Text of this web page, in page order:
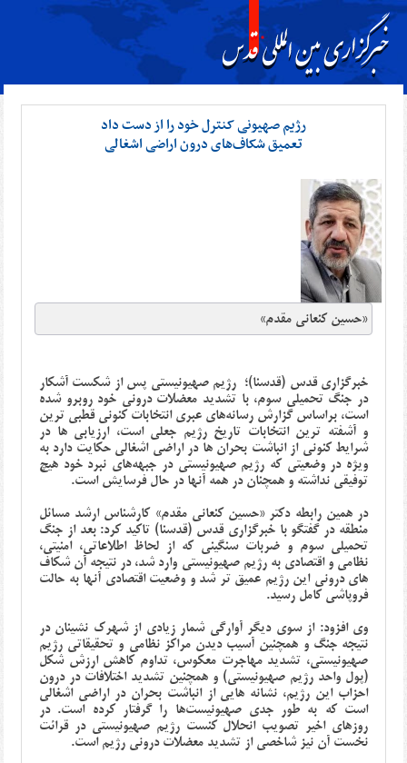
رژیم صهیونی کنترل خود را از دست داد
تعمیق شکاف‌های درون اراضی اشغالی
«حسین کنعانی مقدم»
خبرگزاری قدس (قدسنا)؛ رژیم صهیونیستی پس‌ از شکست آشکار
در جنگ تحمیلی سوم، با تشدید معضلات درونی خود روبرو شده
است، براساس گزارش رسانه‌های عبری انتخابات کنونی قطبی ترین
و آشفته ترین انتخابات تاریخ رژیم جعلی است، ارزیابی ها در
شرایط کنونی از انباشت بحران ها در اراضی اشغالی حکایت دارد به
ویژه در وضعیتی که رژیم صهیونیستی در جبهه‌های نبرد خود هیچ
توفیقی نداشته و همچنان در همه آنها در حال فرسایش است.
در همین رابطه دکتر «حسین کنعانی مقدم» کارشناس ارشد مسائل
منطقه در گفتگو با خبرگزاری قدس (قدسنا) تاکید کرد: بعد از جنگ
تحمیلی سوم و ضربات سنگینی که از لحاظ اطلاعاتی، امنیتی،
نظامی و اقتصادی به رژیم صهیونیستی وارد شد، در نتیجه آن شکاف
های درونی این رژیم عمیق تر شد و وضعیت اقتصادی آنها به حالت
فروپاشی کامل رسید.
وی افزود: از سوی دیگر آوارگی شمار زیادی از شهرک نشینان در
نتیجه جنگ و همچنین آسیب دیدن مراکز نظامی و تحقیقاتی رژیم
صهیونیستی، تشدید مهاجرت معکوس، تداوم کاهش ارزش شکل
(پول واحد رژیم صهیونیستی) و همچنین تشدید اختلافات در درون
احزاب این رژیم، نشانه هایی از انباشت بحران در اراضی اشغالی
است که به طور جدی صهیونیست‌ها را گرفتار کرده است. در
روزهای اخیر تصویب انحلال کنست رژیم صهیونیستی در قرائت
نخست آن نیز شاخصی از تشدید معضلات درونی رژیم است.